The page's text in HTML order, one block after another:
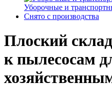
Уборочные и
Снято с производства
Плоский
к пылесосам